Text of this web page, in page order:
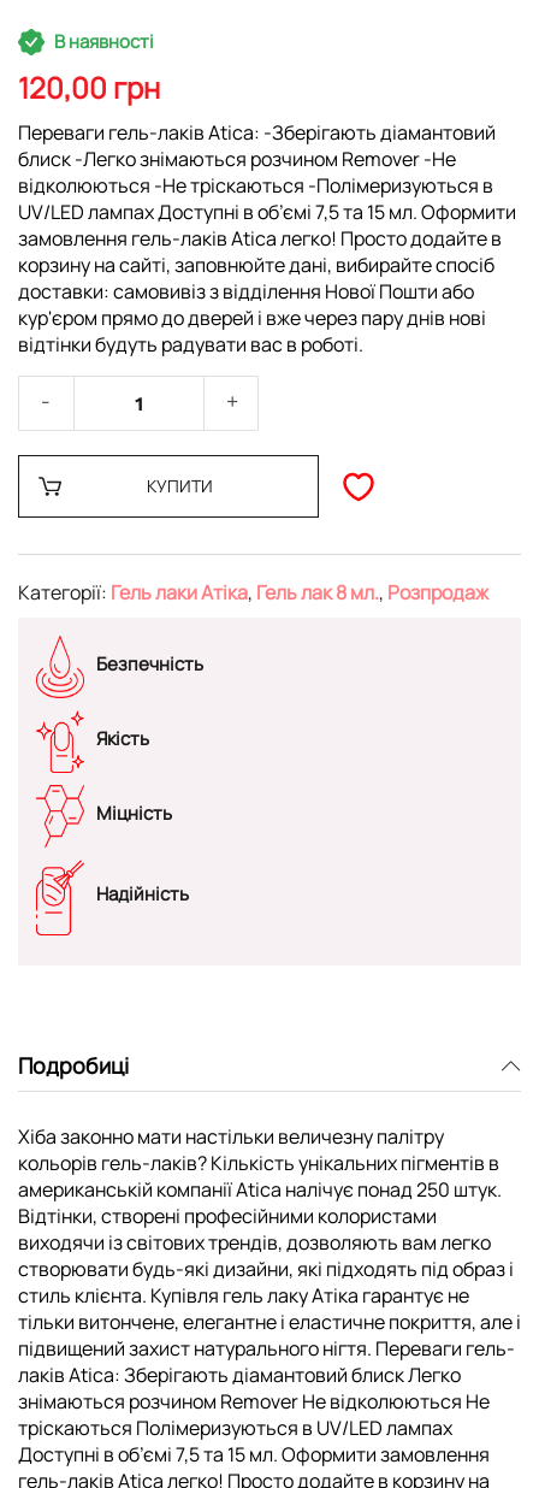
Перейти
до
початку
галереї
зображень
В наявності
120,00 грн
Переваги гель-лаків Atica: -Зберігають діамантовий
блиск -Легко знімаються розчином Remover -Не
відколюються -Не тріскаються -Полімеризуються в
UV/LED лампах Доступні в об’ємі 7,5 та 15 мл. Оформити
замовлення гель-лаків Atica легко! Просто додайте в
корзину на сайті, заповнюйте дані, вибирайте спосіб
доставки: самовивіз з відділення Нової Пошти або
кур'єром прямо до дверей і вже через пару днів нові
відтінки будуть радувати вас в роботі.
КУПИТИ
Категорії: Гель лаки Атіка, Гель лак 8 мл., Розпродаж
Безпечність
Якість
Міцність
Надійність
Подробиці
Хіба законно мати настільки величезну палітру
кольорів гель-лаків? Кількість унікальних пігментів в
американській компанії Atica налічує понад 250 штук.
Відтінки, створені професійними колористами
виходячи із світових трендів, дозволяють вам легко
створювати будь-які дизайни, які підходять під образ і
стиль клієнта. Купівля гель лаку Атіка гарантує не
тільки витончене, елегантне і еластичне покриття, але і
підвищений захист натурального нігтя. Переваги гель-
лаків Atica: Зберігають діамантовий блиск Легко
знімаються розчином Remover Не відколюються Не
тріскаються Полімеризуються в UV/LED лампах
Доступні в об’ємі 7,5 та 15 мл. Оформити замовлення
гель-лаків Atica легко! Просто додайте в корзину на